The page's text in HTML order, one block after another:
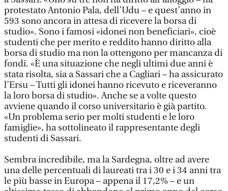
protestato Antonio Pala, dell’Udu – e quest’anno in
593 sono ancora in attesa di ricevere la borsa di
studio». Sono i famosi «idonei non beneficiari», cioè
studenti che per merito e reddito hanno diritto alla
borsa di studio ma non la ottengono per mancanza di
fondi. «È una situazione che negli ultimi due anni è
stata risolta, sia a Sassari che a Cagliari – ha assicurato
l’Ersu – Tutti gli idonei hanno ricevuto e riceveranno
la loro borsa di studio». Anche se a volte questo
avviene quando il corso universitario è già partito.
«Un problema serio per molti studenti e le loro
famiglie», ha sottolineato il rappresentante degli
studenti di Sassari.
Sembra incredibile, ma la Sardegna, oltre ad avere
una delle percentuali di laureati tra i 30 e i 34 anni tra
le più basse in Europa – appena il 17,2% – e un